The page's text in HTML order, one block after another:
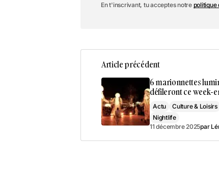
En t'inscrivant, tu acceptes notre politique
Article précédent
6 marionnettes
défileront ce week-
Actu Culture & Loisirs
Nightlife
11 décembre 2025par